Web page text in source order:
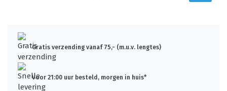
Gratis verzending vanaf 75,- (m.u.v. lengtes)
Voor 21:00 uur besteld, morgen in huis*